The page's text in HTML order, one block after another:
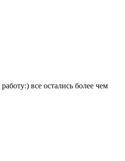
все остались более чем